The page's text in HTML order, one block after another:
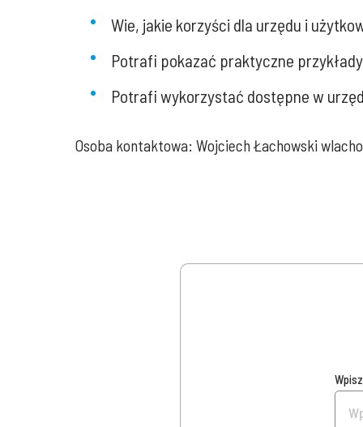
Wie, jakie korzyści dla urzędu i
Potrafi pokazać praktyczne
Potrafi wykorzystać dostępne w
Osoba kontaktowa: Wojciech Łachowski